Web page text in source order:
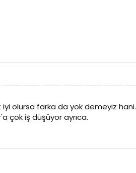
olursa farka da yok demeyiz hani.
çok iş düşüyor ayrıca.